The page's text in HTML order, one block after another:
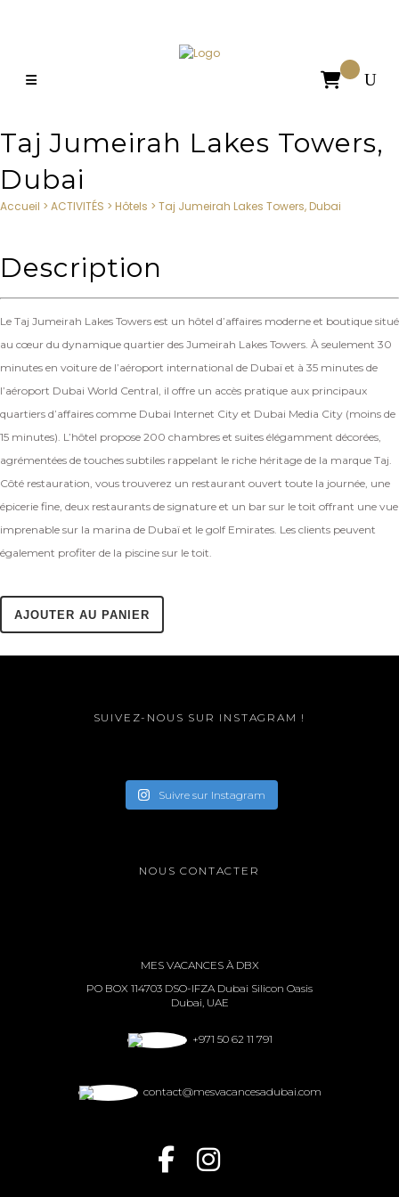

Taj Jumeirah Lakes Towers,
Dubai
Accueil > ACTIVITÉS > Hôtels > Taj Jumeirah Lakes Towers, Dubai
Description
Le Taj Jumeirah Lakes Towers est un hôtel d’affaires moderne et boutique situé
au cœur du dynamique quartier des Jumeirah Lakes Towers. À seulement 30
minutes en voiture de l’aéroport international de Dubaï et à 35 minutes de
l’aéroport Dubai World Central, il offre un accès pratique aux principaux
quartiers d’affaires comme Dubai Internet City et Dubai Media City (moins de
15 minutes). L’hôtel propose 200 chambres et suites élégamment décorées,
agrémentées de touches subtiles rappelant le riche héritage de la marque Taj.
Côté restauration, vous trouverez un restaurant ouvert toute la journée, une
épicerie fine, deux restaurants de signature et un bar sur le toit offrant une vue
imprenable sur la marina de Dubaï et le golf Emirates. Les clients peuvent
également profiter de la piscine sur le toit.
AJOUTER AU PANIER
SUIVEZ-NOUS SUR INSTAGRAM !
Suivre sur Instagram
NOUS CONTACTER
MES VACANCES À DBX
PO BOX 114703 DSO-IFZA Dubai Silicon Oasis
Dubai, UAE
+971 50 62 11 791
contact@mesvacancesadubai.com